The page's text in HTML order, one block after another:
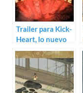
Trailer para Kick-
Heart, lo nuevo
del director de
Mind Game,
Masaaki Yuasa